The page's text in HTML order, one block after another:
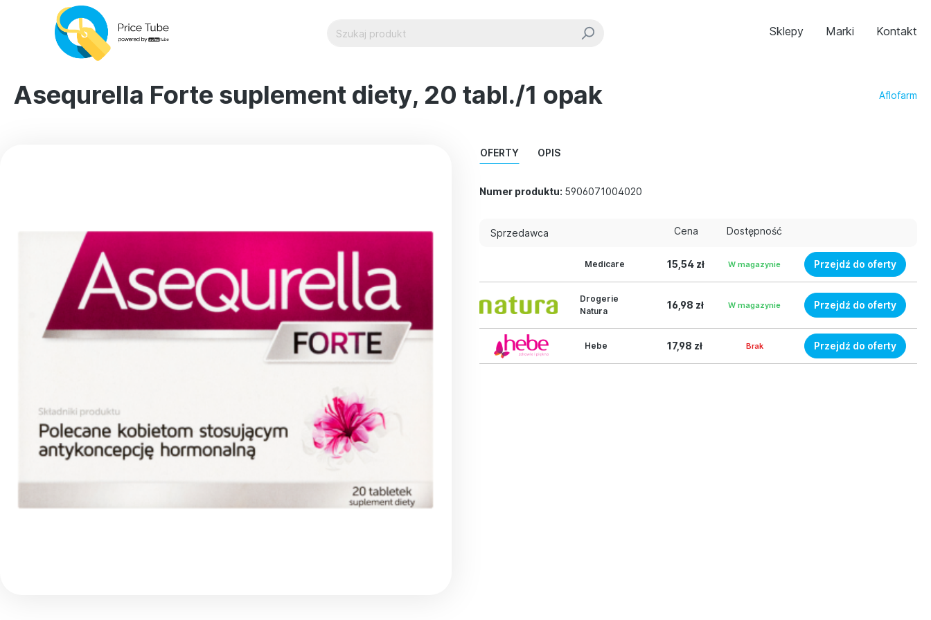
Sklepy Marki Kontakt
Asequrella Forte suplement diety, 20 tabl./1 opak Aflofarm
OFERTY OPIS
Numer produktu: 5906071004020
Sprzedawca Cena Dostępność
Medicare 15,54 zł W magazynie Przejdź do oferty
Drogerie
Natura
16,98 zł W magazynie Przejdź do oferty
Hebe 17,98 zł Brak Przejdź do oferty